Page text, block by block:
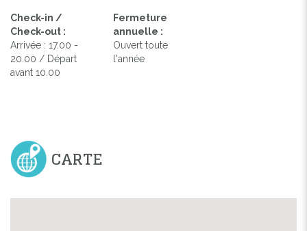
Check-in /
Check-out :
Arrivée : 17.00 -
20.00 / Départ
avant 10.00
Fermeture
annuelle :
Ouvert toute
l'année
CARTE